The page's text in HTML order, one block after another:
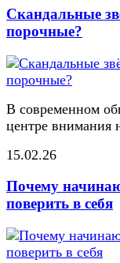
Скандальные
порочные?
В современном
центре внимания
15.02.26
Почему
поверить в себя